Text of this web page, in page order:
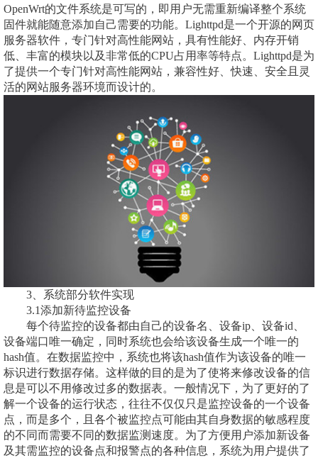
OpenWrt的文件系统是可写的，即用户无需重新编译整个系统
固件就能随意添加自己需要的功能。Lighttpd是一个开源的网页
服务器软件，专门针对高性能网站，具有性能好、内存开销
低、丰富的模块以及非常低的CPU占用率等特点。Lighttpd是为
了提供一个专门针对高性能网站，兼容性好、快速、安全且灵
活的网站服务器环境而设计的。
3、系统部分软件实现
3.1添加新待监控设备
每个待监控的设备都由自己的设备名、设备ip、设备id、
设备端口唯一确定，同时系统也会给该设备生成一个唯一的
hash值。在数据监控中，系统也将该hash值作为该设备的唯一
标识进行数据存储。这样做的目的是为了使将来修改设备的信
息是可以不用修改过多的数据表。一般情况下，为了更好的了
解一个设备的运行状态，往往不仅仅只是监控设备的一个设备
点，而是多个，且各个被监控点可能由其自身数据的敏感程度
的不同而需要不同的数据监测速度。为了方便用户添加新设备
及其需监控的设备点和报警点的各种信息，系统为用户提供了